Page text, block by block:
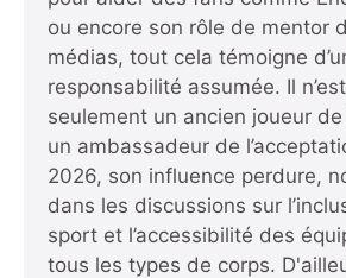
ou encore son rôle de mentor
médias, tout cela témoigne
responsabilité assumée. Il
seulement un ancien joueur
un ambassadeur de
2026, son influence perdure,
dans les discussions sur
sport et l’accessibilité des
tous les types de corps.